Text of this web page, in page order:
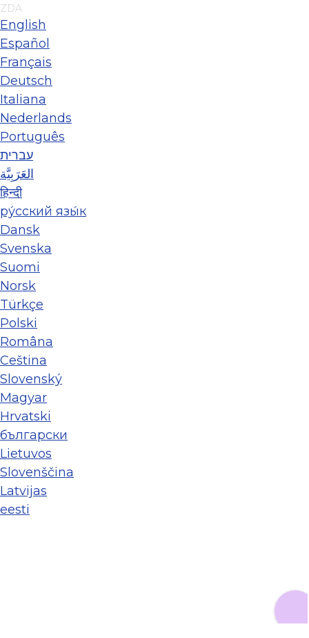
ZDA
English
Español
Français
Deutsch
Italiana
Nederlands
Português
עברית
العَرَبِيَّة
हिन्दी
ру́сский язы́к
Dansk
Svenska
Suomi
Norsk
Türkçe
Polski
Româna
Ceština
Slovenský
Magyar
Hrvatski
български
Lietuvos
Slovenščina
Latvijas
eesti